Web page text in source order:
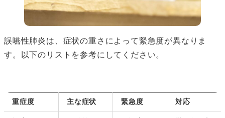
誤嚥性肺炎は、症状の重さによって緊急度が異なりま
す。以下のリストを参考にしてください。
重症度 主な症状 緊急度 対応